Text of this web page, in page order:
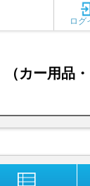
ログ
（カー用品